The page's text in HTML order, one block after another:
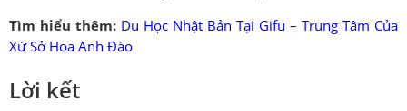
Tìm hiểu thêm: Du Học Nhật Bản Tại Gifu – Trung Tâm Của
Xứ Sở Hoa Anh Đào
Lời kết